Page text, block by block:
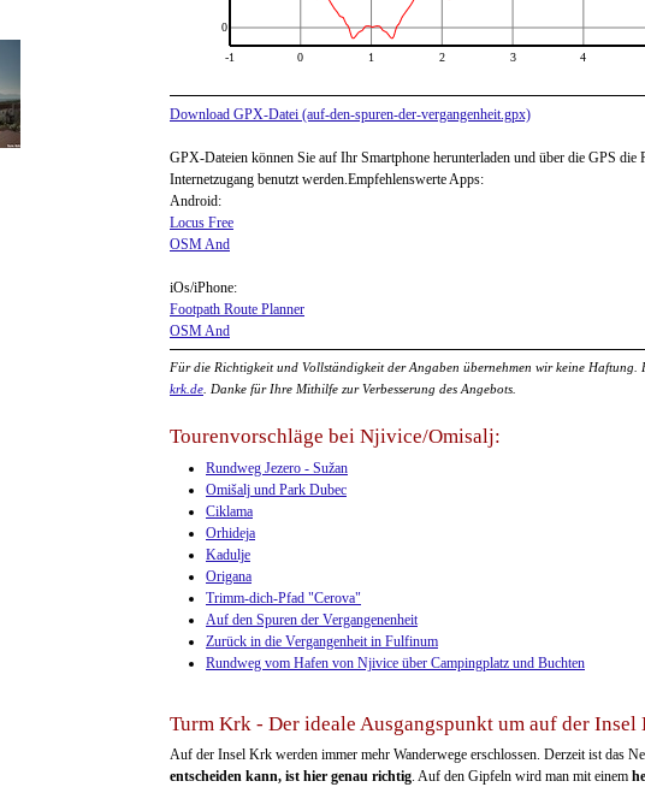
-1 0 1 2 3 4
0
Download GPX-Datei (auf-den-spuren-der-vergangenheit.gpx)
GPX-Dateien können Sie auf Ihr Smartphone herunterladen und über die GPS
Internetzugang benutzt werden.Empfehlenswerte Apps:
Android:
Locus Free
OSM And
iOs/iPhone:
Footpath Route Planner
OSM And
Für die Richtigkeit und Vollständigkeit der Angaben übernehmen wir keine Haftung.
krk.de . Danke für Ihre Mithilfe zur Verbesserung des Angebots.
Tourenvorschläge bei Njivice/Omisalj:
Rundweg Jezero - Sužan
Omišalj und Park Dubec
Ciklama
Orhideja
Kadulje
Origana
Trimm-dich-Pfad "Cerova"
Auf den Spuren der Vergangenenheit
Zurück in die Vergangenheit in Fulfinum
Rundweg vom Hafen von Njivice über Campingplatz und Buchten
Turm Krk - Der ideale Ausgangspunkt um auf der Insel
Auf der Insel Krk werden immer mehr Wanderwege erschlossen. Derzeit ist das
entscheiden kann, ist hier genau richtig . Auf den Gipfeln wird man mit einem